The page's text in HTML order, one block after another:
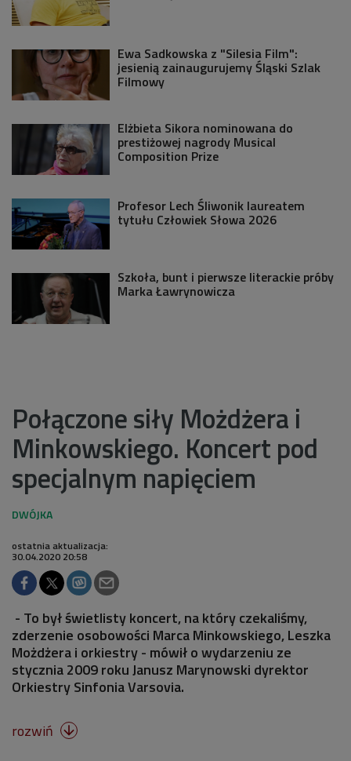
Ewa Sadkowska z "Silesia Film":
jesienią zainaugurujemy Śląski Szlak
Filmowy
Elżbieta Sikora nominowana do
prestiżowej nagrody Musical
Composition Prize
Profesor Lech Śliwonik laureatem
tytułu Człowiek Słowa 2026
Szkoła, bunt i pierwsze literackie próby
Marka Ławrynowicza
Połączone siły Możdżera i
Minkowskiego. Koncert pod
specjalnym napięciem
ostatnia aktualizacja:
30.04.2020 20:58
- To był świetlisty koncert, na który czekaliśmy,
zderzenie osobowości Marca Minkowskiego, Leszka
Możdżera i orkiestry - mówił o wydarzeniu ze
stycznia 2009 roku Janusz Marynowski dyrektor
Orkiestry Sinfonia Varsovia.
rozwiń 